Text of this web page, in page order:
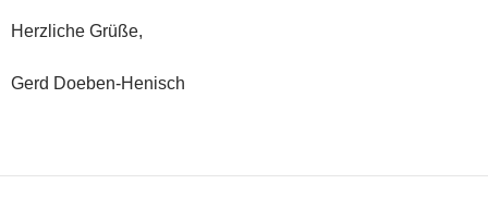
Herzliche Grüße,
Gerd Doeben-Henisch